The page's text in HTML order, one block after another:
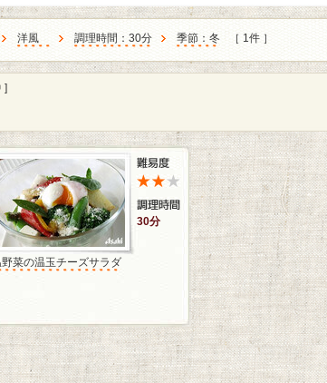
洋風 調理時間：30分 季節：冬 ［ 1件 ］
]
30分
菜の温玉チーズサラダ